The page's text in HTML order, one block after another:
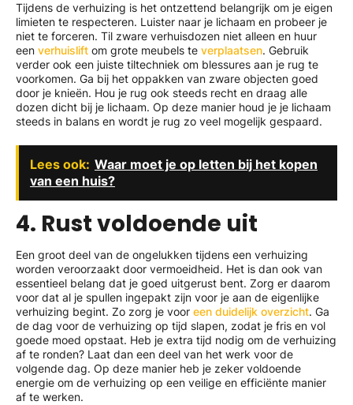
Tijdens de verhuizing is het ontzettend belangrijk om je eigen
limieten te respecteren. Luister naar je lichaam en probeer je
niet te forceren. Til zware verhuisdozen niet alleen en huur
een verhuislift om grote meubels te verplaatsen. Gebruik
verder ook een juiste tiltechniek om blessures aan je rug te
voorkomen. Ga bij het oppakken van zware objecten goed
door je knieën. Hou je rug ook steeds recht en draag alle
dozen dicht bij je lichaam. Op deze manier houd je je lichaam
steeds in balans en wordt je rug zo veel mogelijk gespaard.
Lees ook: Waar moet je op letten bij het kopen
van een huis?
4. Rust voldoende uit
Een groot deel van de ongelukken tijdens een verhuizing
worden veroorzaakt door vermoeidheid. Het is dan ook van
essentieel belang dat je goed uitgerust bent. Zorg er daarom
voor dat al je spullen ingepakt zijn voor je aan de eigenlijke
verhuizing begint. Zo zorg je voor een duidelijk overzicht. Ga
de dag voor de verhuizing op tijd slapen, zodat je fris en vol
goede moed opstaat. Heb je extra tijd nodig om de verhuizing
af te ronden? Laat dan een deel van het werk voor de
volgende dag. Op deze manier heb je zeker voldoende
energie om de verhuizing op een veilige en efficiënte manier
af te werken.